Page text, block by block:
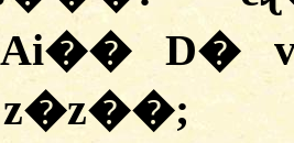
D�